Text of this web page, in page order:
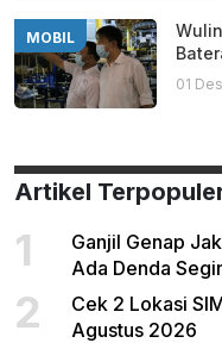
MOBIL
01
Artikel
1
Ganjil Genap
Ada Denda
2
Cek 2 Lokasi
Agustus 2026